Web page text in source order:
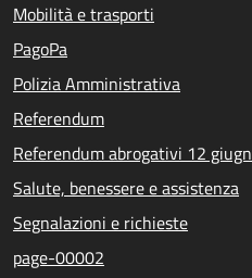
Mobilità e trasporti
PagoPa
Polizia Amministrativa
Referendum
Referendum abrogativi 12
Salute, benessere e assistenza
Segnalazioni e richieste
page-00002